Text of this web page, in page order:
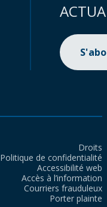
Droits
Politique de confidentialité
Accessibilité web
Accès à l’information
Courriers frauduleux
Porter plainte